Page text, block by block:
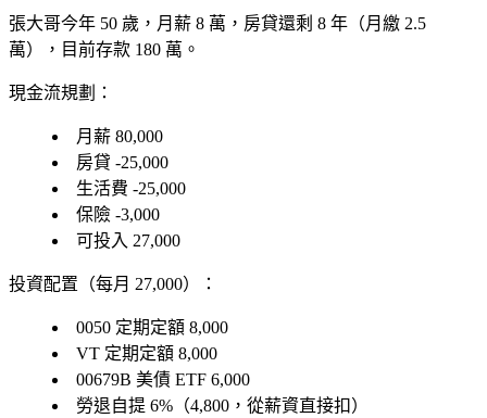
張大哥今年 50 歲，月薪 8 萬，房貸還剩 8 年（月繳 2.5
萬），目前存款 180 萬。
現金流規劃 ：
月薪 80,000
房貸 -25,000
生活費 -25,000
保險 -3,000
可投入 27,000
投資配置 （每月 27,000）：
0050 定期定額 8,000
VT 定期定額 8,000
00679B 美債 ETF 6,000
勞退自提 6%（4,800，從薪資直接扣）